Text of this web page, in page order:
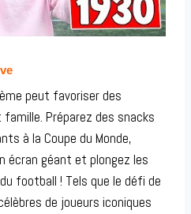
peut favoriser des
Préparez des snacks
à la Coupe du Monde,
géant et plongez les
football ! Tels que le défi de
de joueurs iconiques